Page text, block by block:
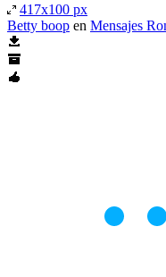
417x100 px
Betty boop en Mensajes